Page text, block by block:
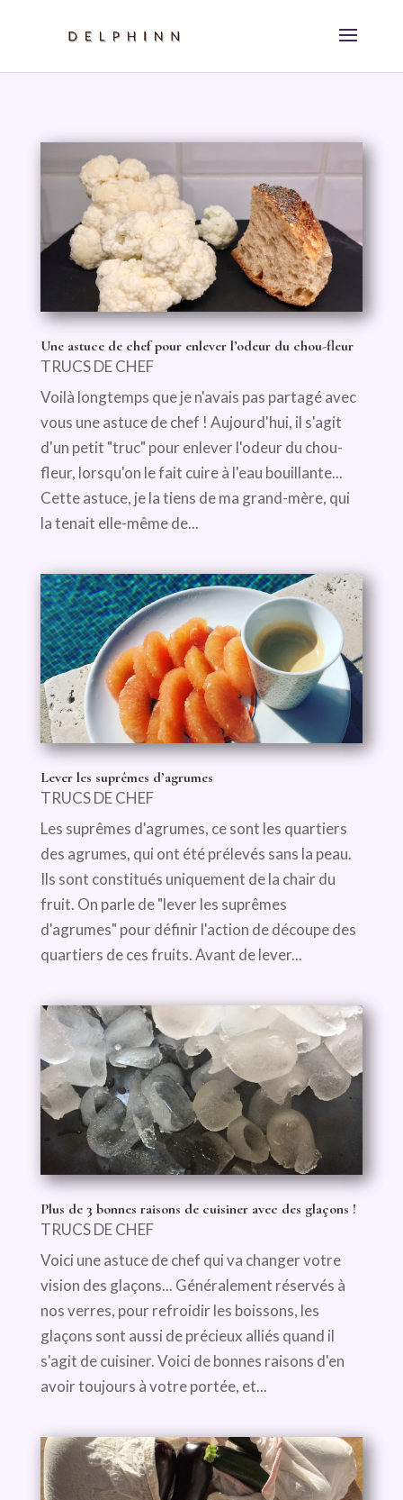
Une astuce de chef pour enlever l’odeur du chou-fleur
TRUCS DE CHEF
Voilà longtemps que je n'avais pas partagé avec
vous une astuce de chef ! Aujourd'hui, il s'agit
d'un petit "truc" pour enlever l'odeur du chou-
fleur, lorsqu'on le fait cuire à l'eau bouillante...
Cette astuce, je la tiens de ma grand-mère, qui
la tenait elle-même de...
Lever les suprêmes d’agrumes
TRUCS DE CHEF
Les suprêmes d'agrumes, ce sont les quartiers
des agrumes, qui ont été prélevés sans la peau.
Ils sont constitués uniquement de la chair du
fruit. On parle de "lever les suprêmes
d'agrumes" pour définir l'action de découpe des
quartiers de ces fruits. Avant de lever...
Plus de 3 bonnes raisons de cuisiner avec des glaçons !
TRUCS DE CHEF
Voici une astuce de chef qui va changer votre
vision des glaçons... Généralement réservés à
nos verres, pour refroidir les boissons, les
glaçons sont aussi de précieux alliés quand il
s'agit de cuisiner. Voici de bonnes raisons d'en
avoir toujours à votre portée, et...